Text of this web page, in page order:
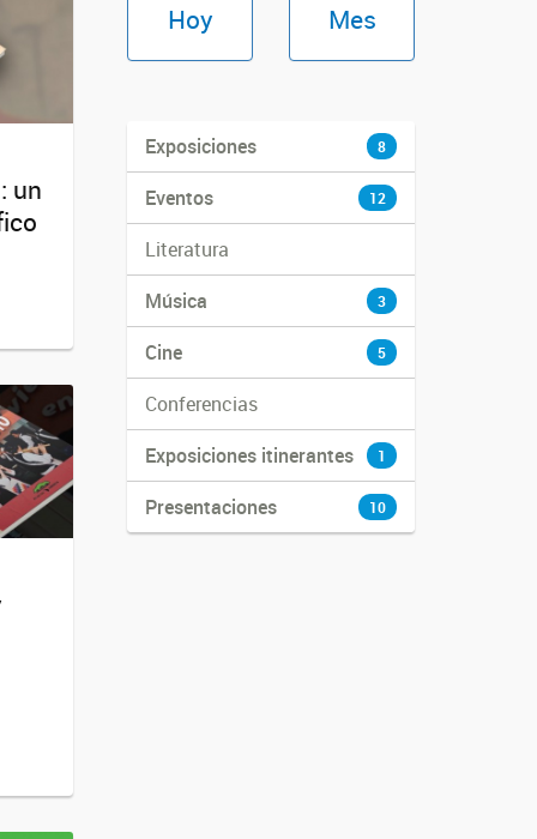
un
Hoy Mes
Exposiciones 8
Eventos 12
Literatura
Música
3
Cine 5
Conferencias
Exposiciones itinerantes
1
Presentaciones 10